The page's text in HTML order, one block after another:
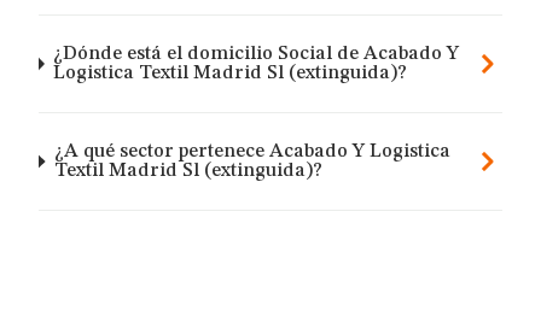
¿Dónde está el domicilio Social de Acabado Y
Logistica Textil Madrid Sl (extinguida)?
¿A qué sector pertenece Acabado Y Logistica
Textil Madrid Sl (extinguida)?